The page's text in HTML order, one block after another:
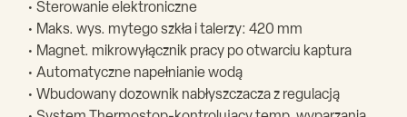
• Sterowanie elektroniczne
• Maks. wys. mytego szkła i talerzy: 420 mm
• Magnet. mikrowyłącznik pracy po otwarciu kaptura
• Automatyczne napełnianie wodą
• Wbudowany dozownik nabłyszczacza z regulacją